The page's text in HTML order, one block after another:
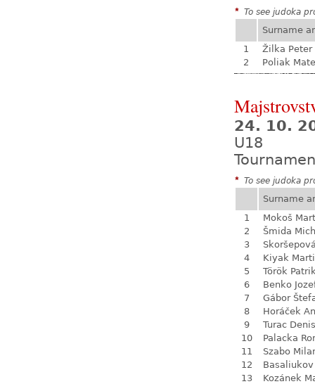
* To see judoka
Surname
1
Žilka Peter
2
Poliak
24. 10.
U18
* To see judoka
Surname
1
Mokoš
2
Šmida
3
4
Kiyak
5
Török
6
Benko
7
Gábor
8
Horáček
9
Turac Denis
10
Palacka
11
Szabo
12
13
Kozánek